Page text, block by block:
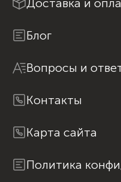
Доставка и
Блог
Вопросы и
Контакты
Карта сайта
Политика